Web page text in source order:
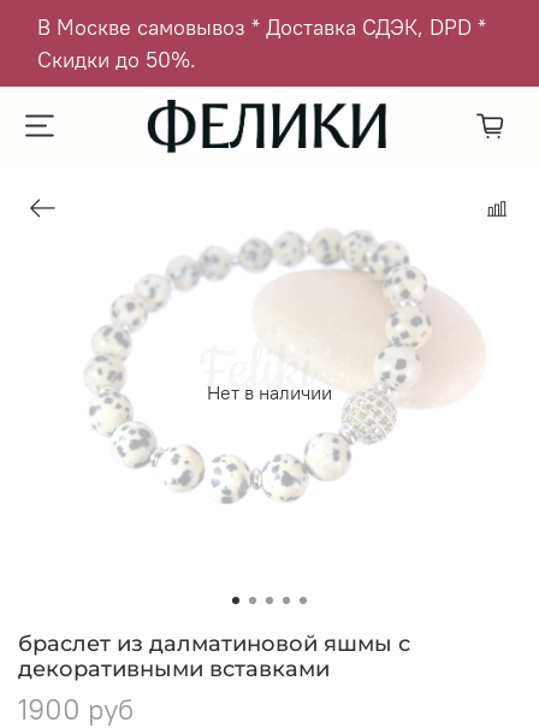
В Москве самовывоз * Доставка СДЭК, DPD *
Скидки до 50%.
Нет в наличии
браслет из далматиновой яшмы с
декоративными вставками
1900 руб